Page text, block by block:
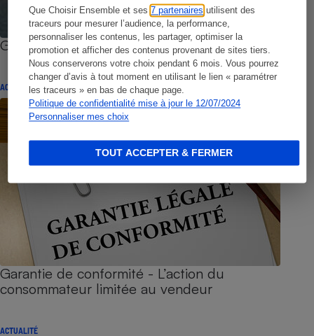
Que Choisir Ensemble et ses7 partenaires utilisent des
traceurs pour mesurer l’audience, la performance,
personnaliser les contenus, les partager, optimiser la
promotion et afficher des contenus provenant de sites tiers.
Nous conserverons votre choix pendant 6 mois. Vous pourrez
changer d’avis à tout moment en utilisant le lien « paramétrer
les traceurs » en bas de chaque page.
Politique de confidentialité mise à jour le 12/07/2024
Personnaliser mes choix
TOUT ACCEPTER & FERMER
Garanties - Les trois garanties possibles
ACTUALITÉ
Garantie de conformité - L’action du
consommateur limitée au vendeur
ACTUALITÉ